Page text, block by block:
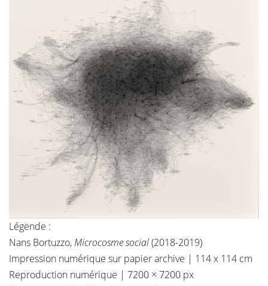
Légende :
Nans Bortuzzo, Microcosme social(2018-2019)
Impression numérique sur papier archive | 114 x 114 cm
Reproduction numérique | 7200 × 7200 px